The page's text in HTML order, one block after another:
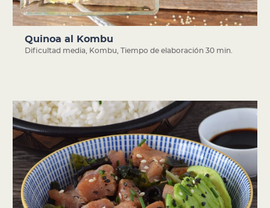
Quinoa al Kombu
Dificultad media Kombu ,Tiempo de elaboración 30 min.